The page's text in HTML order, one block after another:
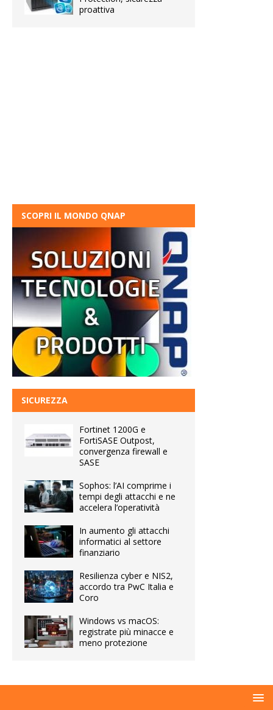
proattiva
SCOPRI IL MONDO QNAP
SICUREZZA
Fortinet 1200G e
FortiSASE Outpost,
convergenza firewall e
SASE
Sophos: l’AI comprime i
tempi degli attacchi e ne
accelera l’operatività
In aumento gli attacchi
informatici al settore
finanziario
Resilienza cyber e NIS2,
accordo tra PwC Italia e
Coro
Windows vs macOS:
registrate più minacce e
meno protezione